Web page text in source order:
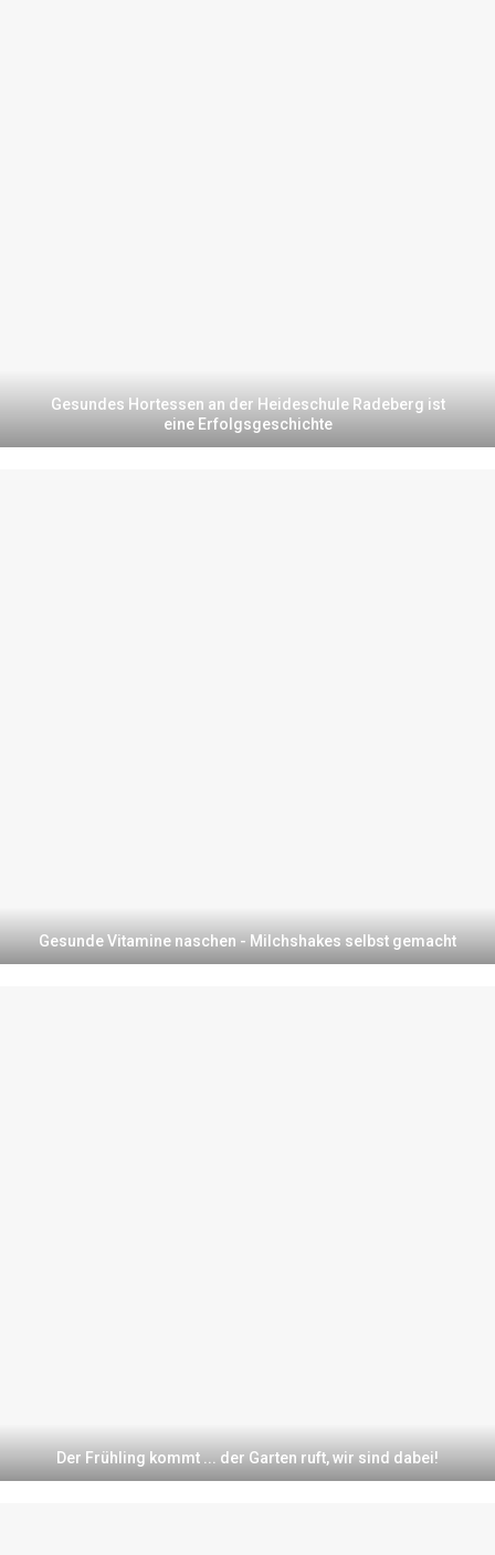
Gesundes Hortessen an der Heideschule Radeberg ist
eine Erfolgsgeschichte
Gesunde Vitamine naschen - Milchshakes selbst gemacht
Der Frühling kommt ... der Garten ruft, wir sind dabei!